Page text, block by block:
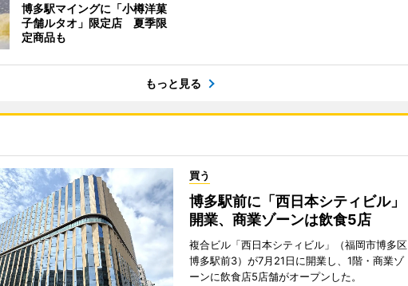
博多駅マイングに「小樽洋菓
子舗ルタオ」限定店 夏季限
定商品も
もっと見る
買う
博多駅前に「西日本シティビル」
開業、商業ゾーンは飲食5店
複合ビル「西日本シティビル」（福岡市博多区
博多駅前3）が7月21日に開業し、1階・商業ゾ
ーンに飲食店5店舗がオープンした。